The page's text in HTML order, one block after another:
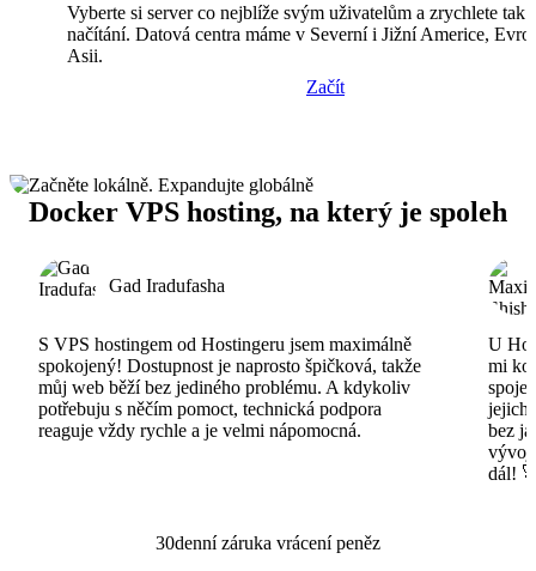
Vyberte si server co nejblíže svým uživatelům a zrychlete tak
načítání. Datová centra máme v Severní i Jižní Americe,
Asii.
Začít
Docker VPS hosting, na který je spoleh
Gad Iradufasha
S VPS hostingem od Hostingeru jsem maximálně
spokojený! Dostupnost je naprosto špičková, takže
můj web běží bez jediného problému. A kdykoliv
potřebuju s něčím pomoct, technická podpora
reaguje vždy rychle a je velmi nápomocná.
U
mi
jejich
bez
dál!
30denní záruka vrácení peněz